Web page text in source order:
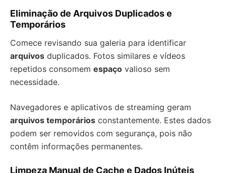
Eliminação de Arquivos Duplicados e
Temporários
Comece revisando sua galeria para identificar
arquivos duplicados. Fotos similares e vídeos
repetidos consomem espaço valioso sem
necessidade.
Navegadores e aplicativos de streaming geram
arquivos temporários constantemente. Estes dados
podem ser removidos com segurança, pois não
contêm informações permanentes.
Limpeza Manual de Cache e Dados Inúteis